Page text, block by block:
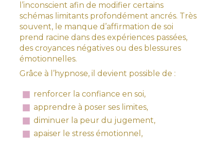
l’inconscient afin de modifier certains
schémas limitants profondément ancrés. Très
souvent, le manque d’affirmation de soi
prend racine dans des expériences passées,
des croyances négatives ou des blessures
émotionnelles.
Grâce à l’hypnose, il devient possible de :
renforcer la confiance en soi,
apprendre à poser ses limites,
diminuer la peur du jugement,
apaiser le stress émotionnel,